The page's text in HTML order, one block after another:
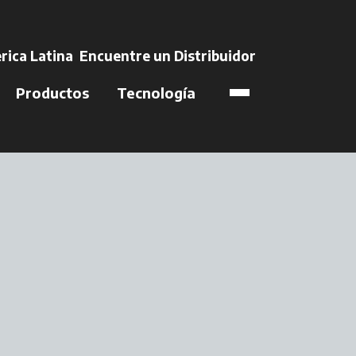
en una pestaña
Latina Encuentre un Distribuidor
Productos Tecnología